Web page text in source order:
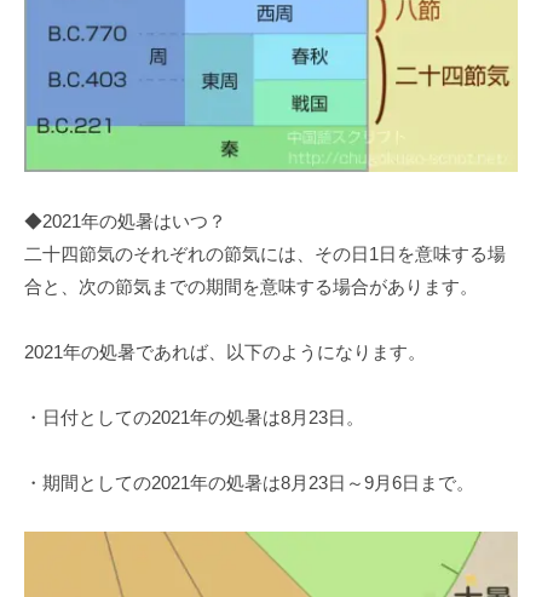
◆2021年の処暑はいつ？
二十四節気のそれぞれの節気には、その日1日を意味する場
合と、次の節気までの期間を意味する場合があります。
2021年の処暑であれば、以下のようになります。
・日付としての2021年の処暑は8月23日。
・期間としての2021年の処暑は8月23日～9月6日まで。